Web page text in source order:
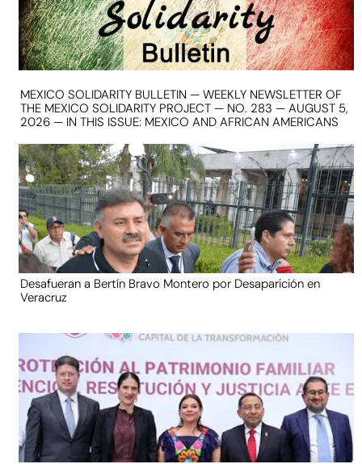
MEXICO SOLIDARITY BULLETIN — WEEKLY NEWSLETTER OF
THE MEXICO SOLIDARITY PROJECT — NO. 283 — AUGUST 5,
2026 — IN THIS ISSUE: MEXICO AND AFRICAN AMERICANS
Desafueran a Bertín Bravo Montero por Desaparición en
Veracruz